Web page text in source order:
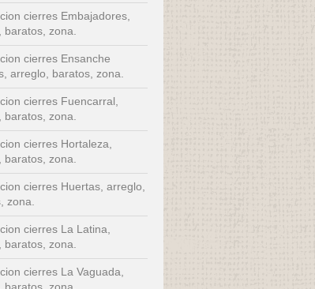
cierres Embajadores,
baratos, zona.
cierres Ensanche
arreglo, baratos, zona.
cierres Fuencarral,
baratos, zona.
cierres Hortaleza,
baratos, zona.
cierres Huertas, arreglo,
zona.
cierres La Latina,
baratos, zona.
cierres La Vaguada,